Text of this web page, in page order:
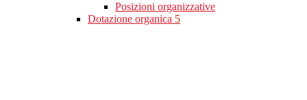
Posizioni organizzative
Dotazione organica 5